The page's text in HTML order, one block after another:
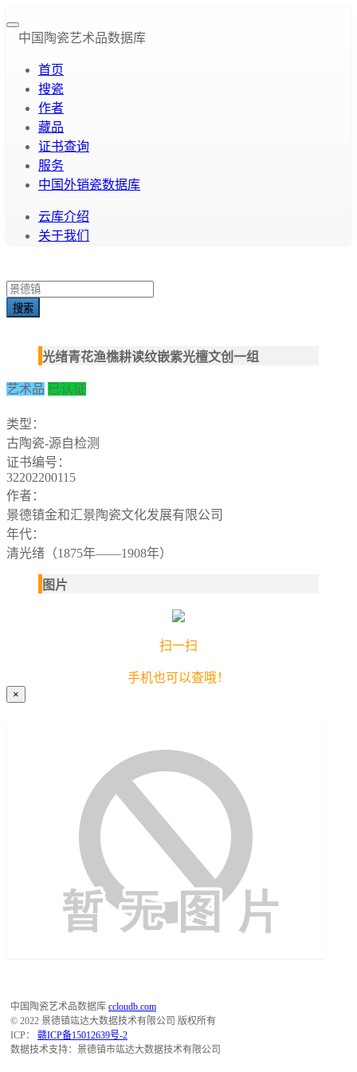
中国陶瓷艺术品数据库
首页
搜瓷
作者
藏品
证书查询
服务
中国外销瓷数据库
云库介绍
关于我们
搜索
光绪青花渔樵耕读纹嵌紫光檀文创一组
艺术品 已认证
类型：
古陶瓷-源自检测
证书编号：
32202200115
作者：
景德镇金和汇景陶瓷文化发展有限公司
年代：
清光绪（1875年——1908年）
图片
扫一扫
手机也可以查哦！
×
中国陶瓷艺术品数据库 ccloudb.com
© 2022 景德镇竑达大数据技术有限公司 版权所有
ICP： 赣ICP备15012639号-2
数据技术支持：景德镇市竑达大数据技术有限公司